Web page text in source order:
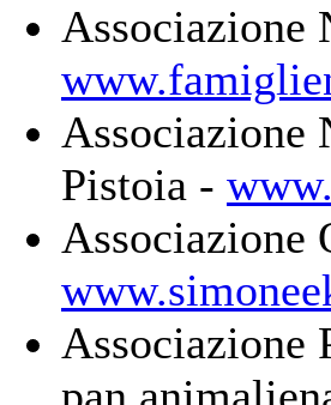
Associazione
Associazione
Pistoia -
Associazione
Associazione